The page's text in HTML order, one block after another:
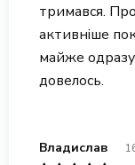
тримався.
активніше
майже одразу
довелось.
Владислав